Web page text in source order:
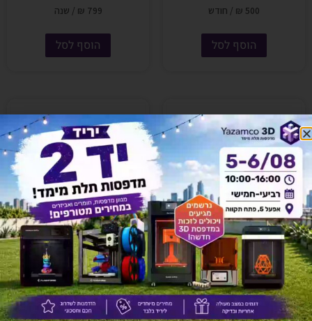
₪ 500 / חודש
הוסף לסל
₪ 799 / שנה
הוסף לסל
YazCoins Pack — 10
₪29
הוספה לסל
YazCoins Pack — 100
229
הוספה לסל